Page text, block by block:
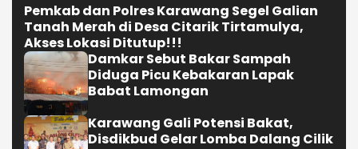
Pemkab dan Polres Karawang Segel Galian
Tanah Merah di Desa Citarik Tirtamulya,
Akses Lokasi Ditutup!!!
Damkar Sebut Bakar Sampah
Diduga Picu Kebakaran Lapak
Babat Lamongan
Karawang Gali Potensi Bakat,
Disdikbud Gelar Lomba Dalang Cilik